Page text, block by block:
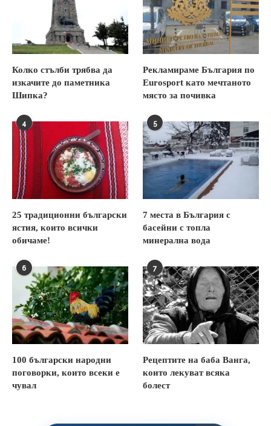
Колко стълби трябва да
изкачите до паметника
Шипка?
Рекламираме България по
Eurosport като мечтаното
място за почивка
4
25 традиционни български
ястия, които всички
обичаме!
5
7 места в България с
басейни с топла
минерална вода
6
100 български народни
поговорки, които всеки е
чувал
7
Рецептите на баба Ванга,
които лекуват всяка
болест